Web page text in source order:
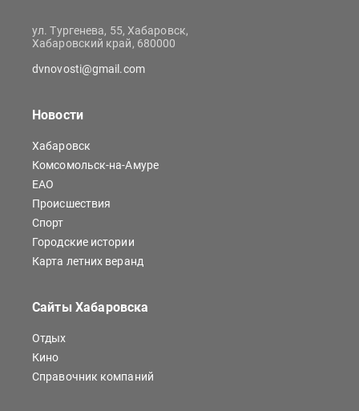
ул. Тургенева, 55, Хабаровск,
Хабаровский край, 680000
dvnovosti@gmail.com
Новости
Хабаровск
Комсомольск-на-Амуре
ЕАО
Происшествия
Спорт
Городские истории
Карта летних веранд
Сайты Хабаровска
Отдых
Кино
Справочник компаний